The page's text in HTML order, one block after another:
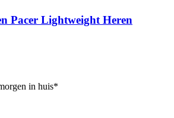
Pacer Lightweight Heren
in huis*